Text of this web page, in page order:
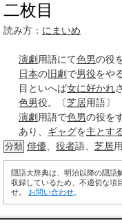
二枚目
読み方： にまいめ
演劇 用語にて色男の役
日本の 旧劇 で男役をや
目といへば女に好かれ
色男役。〔芝居用語〕
演劇 用語で色男の役を
あり、 ギャグを主とす
分類 俳優 役者語、 芝居
隠語大辞典は、明治以降の隠語
収録しているため、不適切な項
せ。 お問い合わせ